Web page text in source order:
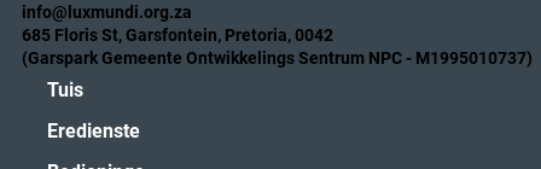
info@luxmundi.org.za
685 Floris St, Garsfontein, Pretoria, 0042
(Garspark Gemeente Ontwikkelings Sentrum NPC - M1995010737)
Tuis
Eredienste